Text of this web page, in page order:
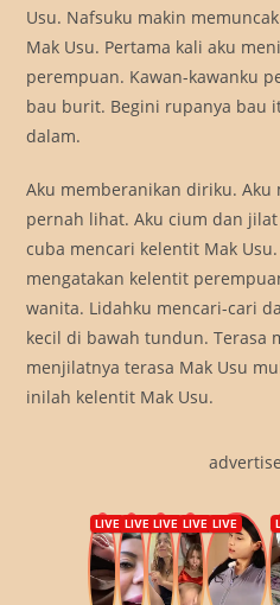
Usu. Nafsuku makin
Mak Usu. Pertama kali aku
perempuan. Kawan-kawanku
bau burit. Begini rupanya bau
dalam.
Aku memberanikan diriku. Aku
pernah lihat. Aku cium dan
cuba mencari kelentit Mak
mengatakan kelentit
wanita. Lidahku mencari-cari
kecil di bawah tundun. Terasa
menjilatnya terasa Mak Usu
inilah kelentit Mak Usu.